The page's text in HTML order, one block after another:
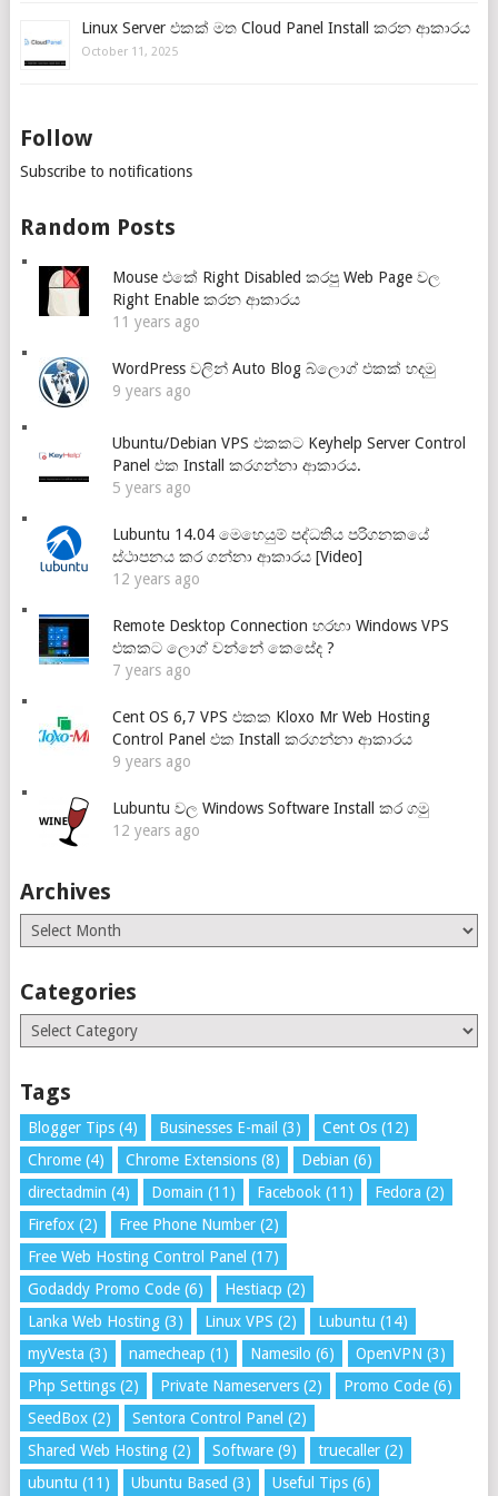
Linux Server එකක් මත Cloud Panel Install කරන ආකාරය
October 11, 2025
Follow
Subscribe to notifications
Random Posts
Mouse එකේ Right Disabled කරපු Web Page වල
Right Enable කරන ආකාරය
11 years ago
WordPress වලින් Auto Blog බ්ලොග් එකක් හදමු
9 years ago
Ubuntu/Debian VPS එකකට Keyhelp Server Control
Panel එක Install කරගන්නා ආකාරය.
5 years ago
Lubuntu 14.04 මෙහෙයුම් පද්ධතිය පරිගනකයේ
ස්ථාපනය කර ගන්නා ආකාරය [Video]
12 years ago
Remote Desktop Connection හරහා Windows VPS
එකකට ලොග් වන්නේ කෙසේද ?
7 years ago
Cent OS 6,7 VPS එකක Kloxo Mr Web Hosting
Control Panel එක Install කරගන්නා ආකාරය
9 years ago
Lubuntu වල Windows Software Install කර ගමු
12 years ago
Archives
Archives
Categories
Categories
Tags
Blogger Tips(4) Businesses E-mail (3) Cent Os(12)
Chrome(4) Chrome Extensions(8) Debian (6)
directadmin (4) Domain (11) Facebook (11) Fedora (2)
Firefox(2) Free Phone Number(2)
Free Web Hosting Control Panel (17)
Godaddy Promo Code(6) Hestiacp (2)
Lanka Web Hosting(3) Linux VPS (2) Lubuntu (14)
myVesta (3) namecheap (1) Namesilo (6) OpenVPN (3)
Php Settings(2) Private Nameservers(2) Promo Code(6)
SeedBox(2) Sentora Control Panel (2)
Shared Web Hosting(2) Software(9) truecaller(2)
ubuntu (11) Ubuntu Based (3) Useful Tips(6)